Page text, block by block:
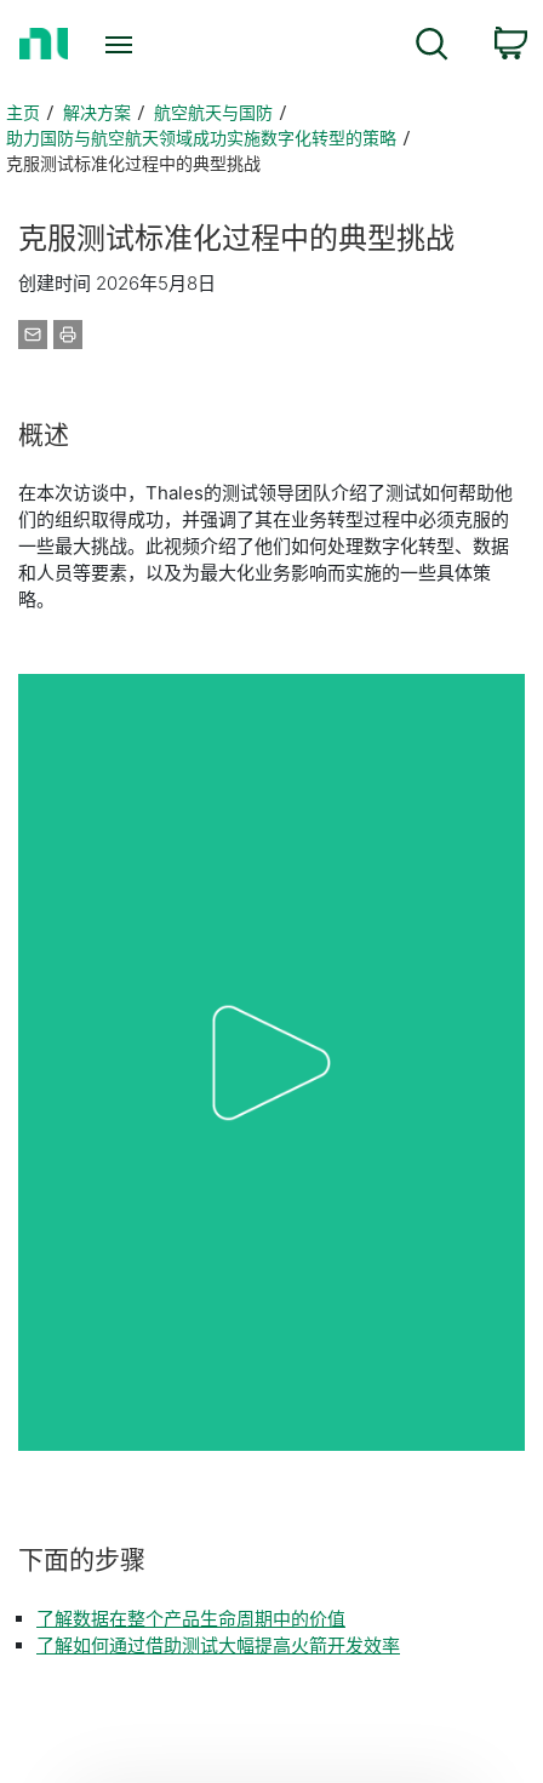
页主页 解决方案
航空航天与国防
助力国防与航空航天领域成功实施数字化转型的策略
​克服测试标准化过程中的典型挑战
克服测试标准化过程中的典型挑战
创建时间 2026年5月8日
概述
​​在本次访谈中，Thales的测试领导团队介绍了测试如何帮助他
们的组织取得成功，并强调了其在业务转型过程中必须克服的
一些最大挑战。此视频介绍了他们如何处理数字化转型、数据
和人员等要素，以及为最大化业务影响而实施的一些具体策
略。
下面的步骤
了解数据在整个产品生命周期中的价值
了解如何通过借助测试大幅提高火箭开发效率